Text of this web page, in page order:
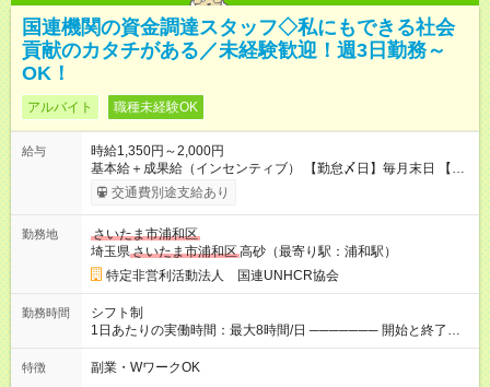
国連機関の資金調達スタッフ◇私にもできる社会
貢献のカタチがある／未経験歓迎！週3日勤務～
OK！
アルバイト 職種未経験OK
給与
時給1,350円～2,000円
基本給＋成果給（インセンティブ） 【勤怠〆日】毎月末日 【給
与支払】翌月15日 下記はモデルの月収例です。詳細は面接でご
案内します。 ────── モデル月収 ────── 【週3日／月12日
万(時給1400円～) 【週4日／月16日勤務の場合】 1年目:月収
20.5万(時給1350円～) 2年目:月収25.6万(時給1400円～) 【週5日
／月22日勤務の場合】 1年目:月収28.1万(時給1350円～) 2年目:
月収35.0万(時給1400円～) ※上記は1日8時間換算、成果給を加
算した目安金額です ◇時間外手当 ◇通勤手当 ◇健康管理補助 ◇
インフルエンザ予防接種補助 ◇成果給（個人業績／月毎）​ ◇チ
次昇給制度 ◇昇格制度 【試用期間】試用期間あり 試用期間の長
さ：1ヶ月 雇用形態、給与は本採用時と同じです。 初回は1か月
交通費別途支給あり
勤務地
さいたま市浦和区
埼玉県さいたま市浦和区高砂（最寄り駅：浦和駅）
特定非営利活動法人 国連UNHCR協会
勤務時間
シフト制
1日あたりの実働時間：最大8時間/日 ─────── 開始と終了時
間 ─────── 8:00～21:00の中でシフト制 ※実働8時間（休憩
60分） ※活動場所により開始・終了時間は変動 ─────── 選
特徴 副業・WワークOK